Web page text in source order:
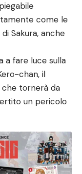
come le
Sakura, anche
a fare luce sulla
chan, il
che tornerà da
un pericolo